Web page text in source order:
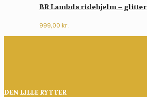
BR Lambda ridehjelm – glitter
999,00 kr.
DEN LILLE RYTTER